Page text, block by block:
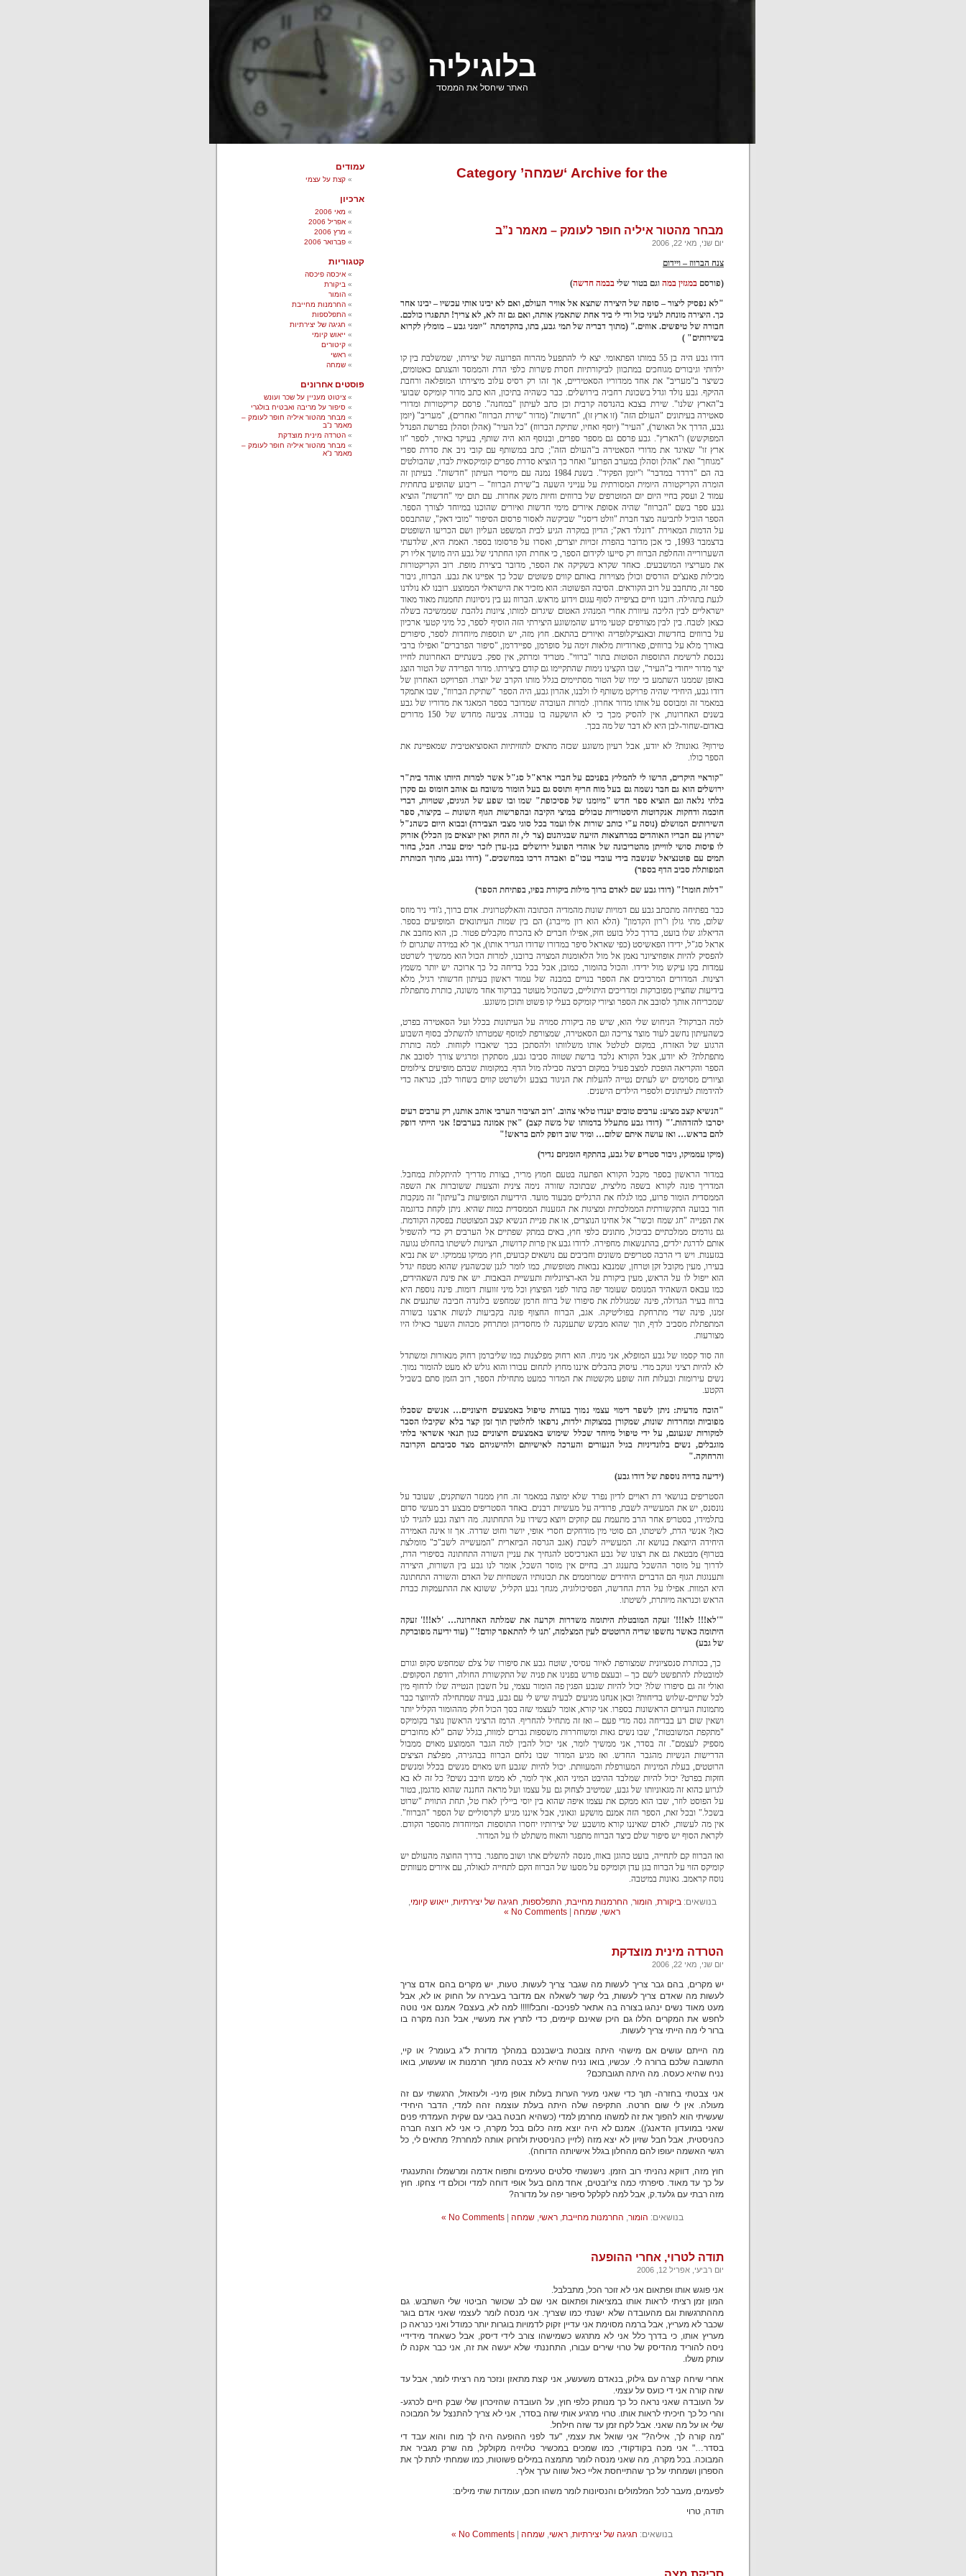
בלוגיליה
האתר שיחסל את הממסד
Archive for the ‘שמחה’ Category
מבחר מהטור איליה חופר לעומק – מאמר נ”ב
יום שני, מאי 22, 2006
צנח הברווז – ויידום
(פורסם במגזין במה וגם בטור שלי בבמה חדשה)
"לא נפסיק ליצור – סופה של היצירה שתצא אל אוויר העולם, ואם לא יבינו אותי עכשיו – יבינו אחר
כך. היצירה מונחת לעיני כול ודי לי ביד אחת שתאמץ אותה, ואם גם זה לא, לא צריך! תתפגרו כולכם.
חבורה של טיפשים. אווזים." (מתוך דבריה של תמי גבע, בתו, בהקדמתה "יומני גבע – מומלץ לקרוא
בשירותים" )
דודו גבע היה בן 55 במותו הפתאומי. יצא לי להתפעל מהרוח הפרועה של יצירתו, שמשלבת בין קו
ילדותי וגיבורים מגוחכים במתכוון לביקורתיות חסרת פשרות כלפי הדת והממסד והצגתם כאטומים,
כשיצר ב"מעריב" את אחד ממדוריו הסאטיריים, אך זהו רק רסיס עלוב מיצירתו המופלאה ורחבת
ההיקף. גבע נולד וגדל בשכונת רחביה בירושלים. כבר כשהיה בתיכון, הוא כתב מדור קומיקס שבועי
ב"הארץ שלנו". שירת בצבא בהנדסה קרבית וכן כתב לעיתון "במחנה".פרסם קריקטורות ומדורי
סאטירה בעיתונים "העולם הזה" (זו ארץ זו), "חדשות" (מדור "שירת הברווז" ואחרים), "מעריב" (יומן
גבע, הדרך אל האושר), "העיר" (יוסף ואחיו, שתיקת הברווז) "כל העיר" (אהלן וסהלן בפרשת הפנדל
המפוקשש) ו"הארץ". גבע פרסם גם מספר ספרים, ובנוסף הוא היה שותף, בעיקר באיור, לספר "זו
ארץ זו" שאיגד את מדורי הסאטירה ב"העולם הזה"; כתב במשותף עם קובי ניב את סדרת ספרי
"מגוחך" ואת "אהלן וסהלן במערב הפרוע" ואחר כך הוציא סדרת ספרים קומיקסאית לבדו, שהבולטים
בה הם "דרדר במדבר" ו"יומן הפקיד".
בשנת 1984 נמנה עם מייסדי העיתון "חדשות". בעיתון זה
הומרה הקריקטורה היומית המסורתית על ענייני השעה ב"שירת הברווז" – ריבוע שהופיע בתחתית
עמוד 2 ועסק בחיי היום יום המוטרפים של ברווזים וחיות משק אחרות.
עם תום ימי "חדשות" הוציא
גבע ספר בשם "הברווז" שהיה אסופת איורים מימי חדשות ואיורים שהוכנו במיוחד לצורך הספר.
הספר הוביל לתביעה מצד חברת "וולט דיסני" שביקשה לאסור פרסום הסיפור "מובי דאק", שהתבסס
על הדמות המאוירת "דונלד דאק"; הדיון במקרה הגיע לבית המשפט העליון ושם הכריעו השופטים
בדצמבר 1993, כי אכן מדובר בהפרת זכויות יוצרים, ואסרו על פרסומו בספר. האמת היא, שלדעתי
השערורייה והחלפת הברווז רק סייעו לקידום הספר, כי אחרת הקו החתרני של גבע היה מושך אליו רק
את מעריציו המושבעים.כאחד שקרא בשקיקה את הספר, מדובר ביצירת מופת. רוב הקריקטורות
מכילות פאנצ'ים הורסים וכולן מצוירות באותם קווים פשוטים שכל כך אפיינו את גבע. הברווז, גיבור
ספר זה, מתחבב על רוב הקוראים. הסיבה הפשוטה: הוא מזכיר את הישראלי הממוצע. רובנו לא נולדנו
לגעת בתהילה. רובנו חיים בציפייה לסוף עגום וידוע מראש. הברווז נע בין ניסיונות תחמנות מאוד מאוד
ישראליים לבין הליכה עיוורת אחרי המנהיג האטום שיגרום למותו, ציונות נלהבת שממשיכה בשלה
כצאן לטבח. בין לבין מצורפים קטעי מידע שהמשוגע היצירתי הזה הוסיף לספר, כל מיני קטעי ארכיון
על ברווזים בחדשות ובאנציקלופדיה ואיורים בהתאם. חוץ מזה, יש תוספות מיוחדות לספר, סיפורים
באורך מלא על ברווזים, פארודיות מלאות זימה על סופרמן, ספיידרמן, "סיפור הפרברים" ואפילו ברבי
נכנסת לרשימת התוספות הסוטות בתור "ברווי". מטריד ומרתק, אין ספק.בשנתיים האחרונות לחייו
יצר מדור ייחודי ב"העיר", שבו הקצינו נימות שהתקיימו גם קודם ביצירתו. מדור הפרידה של הטור הוצג
באופן שממנו השתמע כי ימיו של הטור מסתיימים בגלל מותו הקרב של יוצרו. הפרויקט האחרון של
דודו גבע, היחידי שהיה פרויקט משותף לו ולבנו, אהרון גבע, היה הספר "שתיקת הברווז", שבו אתמקד
במאמר זה ומבוסס על אותו מדור אחרון. למרות העובדה שמדובר בספר המאגד את מדוריו של גבע
בשנים האחרונות, אין להסיק מכך כי לא הושקעה בו עבודה. צביעה מחדש של 150 מדורים
באדום-שחור-לבן היא לא דבר של מה בכך.
טירוף? גאונות? לא יודע, אבל רעיון משוגע שכזה מתאים לתזזיתיות האסוציאטיבית שמאפיינת את
הספר כולו.
"קוראיי היקרים, הרשו לי להמליץ בפניכם על חברי ארא"ל סג"ל אשר למרות היותו אוהד בית"ר
ירושלים הוא גם חבר נשמה גם בעל מוח חריף ותוסס גם בעל הומור משובח גם אוהב חומוס גם סקרן
בלתי נלאה וגם הוציא ספר חדש "מיומנו של פסיכופת" שמו ובו שפע של הגיגים, שטויות, דברי
חוכמה ודחקות אנקדוטות היסטוריות טבולים במיצי הקיבה ובהפרשות הגוף השונות – בקיצור, ספר
השירותים המושלם (נוסה ע"י כותב שורות אלו ועמד בכל סוגי מצבי הצבירה) ובבוא היום כשהנ"ל
ישרוץ עם חבריו האוהדים במרחצאות הזיעה שבגיהנום (צר לי, זה החוק ואין יוצאים מן הכלל) אזרוק
לו פיסות סושי לווייתן מהטריבונה של אוהדי הפועל ירושלים בגן-עדן לזכר ימים עברו. חבל, בחור
תמים עם פוטנציאל שנשבה בידי עובדי עכו"ם ואבדה דרכו במחשכים." (דודו גבע, מתוך הכותרת
המפותלת סביב הדף בספר)
"דלות חומר!" (דודו גבע שם לאדם ברוך מילות ביקורת בפיו, בפתיחת הספר)
כבר בפתיחה מתכתב גבע עם דמויות שונות מהמדיה הכתובה והאלקטרונית. אדם ברוך, ג'ודי ניר מוזס
שלום, מתי גולן ו"רון הקדמון" (הלא הוא רון מייברג) הם בין שמות העיתונאים המופיעים בספר.
הדיאלוג שלו בועט, בדרך כלל בועט חזק, אפילו חברים לא בהכרח מקבלים פטור. כן, הוא מחבב את
אראל סג"ל, ידידו הפאשיסט (כפי שאראל סיפר במדורו שדודו הגדיר אותו), אך לא במידה שתגרום לו
להפסיק להיות אופוזיציונר נאמן אל מול הלאומנות המצויה ברובנו, למרות הכול הוא ממשיך לשרטט
עמדות בקו עיקש מול ידידו. והכול בהומור, כמובן, אבל בכל בדיחה כל כך ארוכה יש יותר משמץ
רצינות. המדורים המרכיבים את הספר בנויים במבנה של עמוד ראשון בעיתון חדשותי רגיל, מלא
בידיעות שחציין מפוברקות ומדריכים היתוליים, כשהכול מעוטר בברקוד אחד משונה, כותרת מתפתלת
שמכריחה אותך לסובב את הספר וציורי קומיקס בעלי קו פשוט ותוכן משוגע.
למה הברקוד? הניחוש שלי הוא, שיש פה ביקורת סמויה על העיתונות בכלל ועל הסאטירה בפרט,
כשהעיתון נחשב לעוד מוצר צריכה וגם הסאטירה, שמצורפת למוסף שמטרתו להשתלב בסוף השבוע
הרגוע של האזרח, במקום לטלטל אותו משלוותו ולהסתכן בכך שיאבדו לקוחות. למה כותרת
מתפתלת? לא יודע, אבל הקורא נלכד ברשת שטווה סביבו גבע, מסתקרן ומרגיש צורך לסובב את
הספר והקריאה הופכת למצב פעיל במקום רביצה סבילה מול הדף. במקומות שבהם מופיעים צילומים
וציורים מסוימים יש לעתים נטייה להעלות את הניגוד בצבע ולשרטט קווים בשחור לבן, כנראה כדי
להידמות לעיתונים ולספרי הילדים הישנים.
"הנשיא קצב מציע: ערבים טובים יענדו טלאי צהוב. 'רוב הציבור הערבי אוהב אותנו, רק ערבים רעים
יסרבו להזדהות.'" (דודו גבע מתעלל בדמותו של משה קצב) "אין אמונה בערבים! אני הייתי דופק
להם בראש… ואז עושה איתם שלום… ומיד שוב דופק להם בראש!"
(מיקו עממיקו, גיבור סטריפ של גבע, בהתקף הומניזם נדיר)
במדור הראשון בספר מקבל הקורא הפתעה בטעם חמוץ מריר, בצורת מדריך להיתקלות במחבל.
המדריך פונה לקורא בשפה מליצית, שבתוכה שזורה נימה צינית והצעות ששוברות את השפה
הממסדית הומור פרוע, כמו לגלח את הרגליים מבעוד מועד. הידיעות המופיעות ב"עיתון" זה מנקבות
חור בבועה התקשורתית הממלכתית ומציגות את הגזענות הממסדית כמות שהיא. ניתן לקחת כדוגמה
את הפנייה "חג שמח וכשר" אל אחינו הנוצרים, או את פניית הנשיא קצב המצוטטת בפסקה הקודמת.
גם גורמים ממלכתיים כביכול, מתונים כלפי חוץ, באים במתק שפתיים אל הערבים רק כדי להשפיל
אותם לדרגת ילדים, בהתנשאות מחפירה. לדודו גבע אין פרות קדושות, הציונות לשיטתו בהחלט נגועה
בגזענות.ויש די הרבה סטריפים משונים וחביבים עם נושאים קבועים, חוץ ממיקו עממיקו. יש את נביא
בעירו, מעין מקובל זקן וטרחן, שמנבא נבואות מטופשות, כמו לומר לגנן שכשהעץ שהוא מטפח יגדל
הוא ייפול לו על הראש, מעין ביקורת על הא-רציונליות ותעשיית הבאבות. יש את פינת השאהידים,
כמו עבאס השאהיד המנומס שעומד יפה בתור לפני הפיצוץ וכל מיני זוועות דומות. פינה נוספת היא
ברווז בעיר הגדולה, פינה שמגוללת את סיפורו של ברווז חרמן שמחפש בלונדה חביבה שתנעים את
זמנו, פינה שדי מתרחקת בפוליטיקה. אגב, הברווז החצוף פונה בקביעות לנשות ארצנו בשורה
המתפתלת מסביב לדף, תוך שהוא מבקש שתענקנה לו מחסדיהן ומתרחק מכהות השער כאילו היו
מצורעות.
וזה סוד קסמו של גבע המופלא, אני מניח. הוא רחוק מפלצנות כמו שליברמן רחוק מנאורות ומשתדל
לא להיות רציני ונוקב מדי. עיסוק בהבלים איננו מחוץ לתחום עבורו והוא גולש לא מעט להומור נמוך.
נשים עירומות ובעלות חזה שופע מקשטות את המדור כמעט מתחילת הספר, רוב הזמן סתם בשביל
הקטע.
"הוכח מדעית: ניתן לשפר דימוי עצמי נמוך בעזרת טיפול באמצעים חיצוניים… אנשים שסבלו
מפוביות ומחרדות שונות, שמקורן במצוקות ילדות, נרפאו לחלוטין תוך זמן קצר בלא שקיבלו הסבר
למקורות שגעונם, על ידי טיפול מיוחד שכלל שימוש באמצעים חיצוניים כגון תנאי אשראי בלתי
מוגבלים, נשים בלונדיניות בגיל הנעורים והערכה לאישיותם ולהישגיהם מצד סביבתם הקרובה
והרחוקה."
(ידיעה בדויה נוספת של דודו גבע)
הסטריפים בנושאי דת ראויים לדיון נפרד שלא ימוצה במאמר זה. חוץ ממנזר השתקנים, שעובד על
נונסנס, יש את המעשייה לשבת, פרודיה על מעשיות רבנים. באחד הסטריפים מבצע רב מעשי סדום
בתלמידו, בסטריפ אחר הרב מתעמת עם קוזקים ויוצא כשידו על התחתונה.מה רוצה גבע להגיד לנו
כאן?אנשי הדת, לשיטתו, הם סוטי מין מודחקים חסרי אופי, יושר וחוט שדרה. אך זו אינה האמירה
היחידה היוצאת בנושא זה. המעשייה לשבת (אגב הגרסה הביזארית "המעשייה לשב"כ" מומלצת
בטרוף) מבטאת גם את רצונו של גבע האנרכיסט להגחיך את עניין השורה התחתונה בסיפורי הדת,
לדרוך על מוסר ההשכל בתענוג רב.בחיים אין מוסר השכל, אומר לנו גבע בין השורות, היצירה
ותענוגות הגוף הם הדברים היחידים שמרוממים את תכונותיו השטחיות של האדם והשורה התחתונה
היא המוות. אפילו על הדת החדשה, הפסיכולוגיה, מגחך גבע הקליל, ששונא את ההתעמקות כבדת
הראש וכנראה מיותרת, לשיטתו.
"'לא!!! לא!!!' זעקה המובטלת היתומה משדרות וקרעה את שמלתה האחרונה… 'לא!!!' זעקה
היתומה כאשר נחשפו שדיה הרוטטים לעין המצלמה, 'תנו לי להתאפר קודם!'" (עוד ידיעה מפוברקת
של גבע)
כך, בכותרת סנסציונית שמצורפת לאיור עסיסי, שוטח גבע את סיפורו של צלם שמחפש סקופ וגורם
למובטלת להתפשט לשם כך – ובעצם פורש בפנינו את פניה של התקשורת החולה, רודפת הסקופים.
ואולי זה גם סיפורו שלו? יכול להיות שגבע הפגין פה הומור עצמי, על חשבון הנטייה שלו לדחוף מין
לכל שתיים-שלוש בדיחות? וכאן אנחנו מגיעים לבעיה שיש לי עם גבע, בעיה שמתחילה להיווצר כבר
מתמונות העירום הראשונות בספרו. אני קורא, אומר לעצמי שזה בסך הכול חלק מההומור הקליל יותר
ושאין שום רע בבדיחה גסה מדי פעם – ואז זה מתחיל להחריף. הרמז הרציני הראשון נוצר בקומיקס
"מתקפת המשובטות", שבו נשים גאות ומשוחררות משספות גברים למוות, בגלל שהם "לא מחוברים
מספיק לעצמם". זה בסדר, אני ממשיך לומר, אני יכול להבין למה הגבר הממוצע מאוים ממבול
הדרישות הנשיות מהגבר החדש. ואז מגיע המדור שבו נלחם הברווז בבהגירה, מפלצת הציצים
הרוטטים, בעלת המיניות המעורפלת והמעוותת.יכול להיות שגבע חש מאוים מנשים בכלל ומנשים
חזקות בפרט? יכול להיות שמלבד ההיבט המיני הוא, איך לומר, לא ממש חיבב נשים?כל זה לא בא
לגרוע כהוא זה מגאוניותו של גבע, שמיטיב לצחוק גם על עצמו ועל מראה החננה שהוא מדגמן, בטור
על הפוסט לוזר, שבו הוא ממקם את עצמו איפה שהוא בין יוסי ביילין לארז טל, תחת התווית "שרוט
בשכל." ובכל זאת, הספר הזה אמנם מושקע וגאוני, אבל איננו מגיע לקרסוליים של הספר "הברווז".
אין מה לעשות, לאדם שאיננו קורא מושבע של יצירותיו יחסרו התוספות המיוחדות מהספר הקודם.
לקראת הסוף יש סיפור שלם כיצד הברווז מתפגר והאווז משתלט לו על המדור.
ואז הברווז קם לתחייה, בועט כהוגן באווז, מנסה להשלים אתו ושוב מתפגר. בדרך החוצה מהעולם יש
קומיקס הזוי על הברווז בגן עדן וקומיקס על מסעו של הברווז הקם לתחייה לגאולה, עם איורים מעוותים
נוסח קראמב. גאונות במיטבה.
בנושאים:ביקורת, הומור, החרמנות מחייבת, התפלספות, חגיגה של יצירתיות, ייאוש קיומי,
ראשי, שמחה No Comments »
הטרדה מינית מוצדקת
יום שני, מאי 22, 2006
יש מקרים, בהם גבר צריך לעשות מה שגבר צריך לעשות. טעות, יש מקרים בהם אדם צריך
לעשות מה שאדם צריך לעשות, בלי קשר לשאלה אם מדובר בעבירה על החוק או לא, אבל
מעט מאוד נשים ינהגו בצורה בה אתאר לפניכם- וחבל!!!!! למה לא, בעצם? אמנם אני נוטה
לחפש את המקרים הללו גם היכן שאינם קיימים, כדי לתרץ את מעשיי, אבל הנה מקרה בו
ברור לי מה הייתי צריך לעשות.
מה הייתם עושים אם מישהי היתה צובטת בישבנכם במהלך מדורת ל"ג בעומר? או קיי,
התשובה שלכם ברורה לי. עכשיו, בואו נניח שהיא לא צבטה מתוך חרמנות או שעשוע, בואו
נניח שהיא כעסה. מה היתה תגובתכם?
אני צבטתי בחזרה- תוך כדי שאני מעיר הערות בעלות אופן מיני- ולעזאזל, הרגשתי עם זה
מעולה. אין לי שום חרטה. התקיפה שלה היתה בעלת עוצמה זהה למדי, הדבר היחידי
שעשיתי הוא להפוך את זה למשהו מחרמן למדי (כשהיא חבטה בגבי עם שקית העמדתי פנים
שאני במועדון הדאנג'ן). אמנם לא היה יוצא מזה כלום בכל מקרה, כי אני לא רוצה חברה
כהניסטית, אבל חבל שזיון לא יצא מזה (לזיין כהניסטית ולזרוק אותה למחרת? מתאים לי, כל
רגשי האשמה יעופו להם מהחלון בגלל אישיותה הדוחה).
חוץ מזה, דווקא נהניתי רוב הזמן. נישנשתי סלטים טעימים ותפוח אדמה ומרשמלו והתענגתי
על כך עד מאוד. סיפרתי כמה צי'זבטים, אחד מהם בעל אופי דוחה למדי וכולם די צחקו. חוץ
מזה רבתי עם גלעד.ק, אבל למה לקלקל סיפור יפה על מדורה?
בנושאים: הומור, החרמנות מחייבת,ראשי,שמחה |
No Comments »
תודה לטרוי, אחרי ההופעה
יום רביעי, אפריל 12, 2006
אני פוגש אותו ופתאום אני לא זוכר הכל, מתבלבל.
המון זמן רציתי לראות אותו במציאות ופתאום אני שם לב שכושר הביטוי שלי השתבש. גם
מההתרגשות וגם מהעובדה שלא ישנתי כמו שצריך. אני מנסה לומר לעצמי שאני אדם בוגר
שכבר לא מעריץ, אבל ברמה מסוימת אני עדיין זקוק לדמויות בוגרות יותר כמודל ואני כנראה כן
מעריץ אותו, כי בדרך כלל אני לא מתרגש כשמישהו צורב לידי דיסק, אבל כשאחד מידידיי
ניסה להוריד מהדיסק של טרוי שירים עבורו, התחננתי שלא יעשה את זה, אני כבר אקנה לו
עותק משלו.
אחרי שיחה קצרה עם גילוק, בנאדם משעשע, אני קצת מתאזן ונזכר מה רציתי לומר, אבל עד
שזה קורה אני די כועס על עצמי.
על העובדה שאני נראה כל כך מנותק כלפי חוץ, על העובדה שהזיכרון שלי שבק חיים לכרגע-
והרי כל כך חיכיתי לראות אותו. טרוי מרגיע אותי שזה בסדר, אני לא צריך להתנצל על המבוכה
שלי או על מה שאני. אבל לקח זמן עד שזה חילחל.
"מה קורה לך, איליה?" אני שואל את עצמי, "עד לפני ההופעה היה לך מוח והוא עבד די
בסדר…" אני מכה בקודקודי, כמו שמכים במכשיר טלויזיה מקולקל, מה שרק מגביר את
המבוכה. בכל מקרה, מה שאני מנסה לומר מתמצה במילים פשוטות, כמו שמחתי לתת לך את
הספרון ושמחתי על כך שהתייחסת אליי כאל שווה ערך אליך.
לפעמים, מעבר לכל המלמולים והנסיונות לומר משהו חכם, עומדות שתי מילים:
תודה, טרוי
בנושאים: חגיגה של יצירתיות, ראשי, שמחה No Comments »
עמודים
קצת על עצמי
ארכיון
מאי 2006
אפריל 2006
מרץ 2006
פברואר 2006
קטגוריות
איכסה פיכסה
ביקורת
הומור
החרמנות מחייבת
התפלספות
חגיגה של יצירתיות
ייאוש קיומי
קיטורים
ראשי
שמחה
פוסטים אחרונים
ציטוט מעניין על שכר ועונש
סיפור על מריבה ואבטיח בולגרי
מבחר מהטור איליה חופר לעומק –
מאמר נ”ב
הטרדה מינית מוצדקת
מבחר מהטור איליה חופר לעומק –
מאמר נ”א